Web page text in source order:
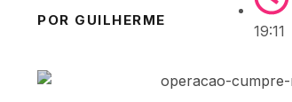
POR GUILHERME
19:11